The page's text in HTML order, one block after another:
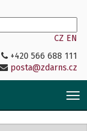
CZ EN
+420 566 688 111
posta@zdarns.cz